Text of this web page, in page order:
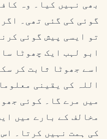
بھی نہیں کیا۔ وہ
گوئی کی گئی تھی۔
تو ایسی پیش گوئی
ابو لہب ایک چھوٹا
اسے جھوٹا ثابت کر
اللہ کی یقینی
میں مرے گا۔ کوئی
مخالف کے بارے میں
کی ہمت نہیں کرتا۔